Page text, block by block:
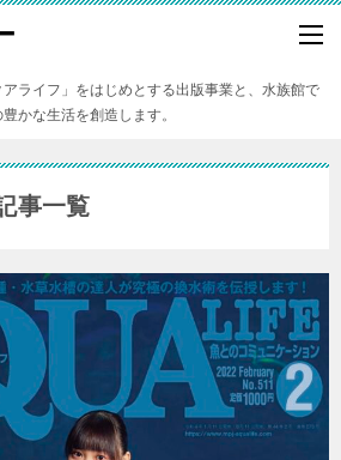
ライフ」をはじめとする出版事業と、水族館で
かな生活を創造します。
事一覧